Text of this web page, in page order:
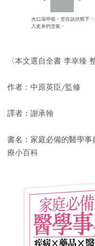
〈本文選自全書 李幸臻
作者：中原英臣/監修
譯者：謝承翰
書名：家庭必備的醫學事
療小百科